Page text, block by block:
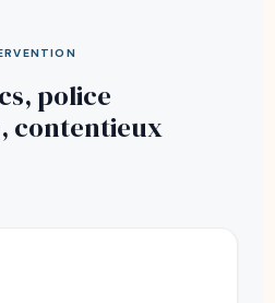
police
contentieux